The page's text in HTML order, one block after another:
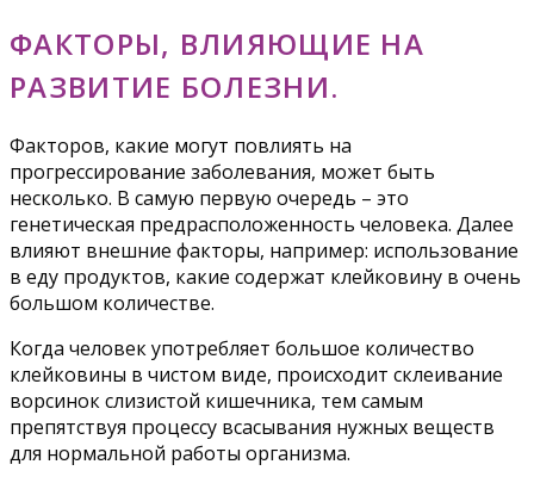
ФАКТОРЫ, ВЛИЯЮЩИЕ НА
РАЗВИТИЕ БОЛЕЗНИ.
Факторов, какие могут повлиять на
прогрессирование заболевания, может быть
несколько. В самую первую очередь – это
генетическая предрасположенность человека. Далее
влияют внешние факторы, например: использование
в еду продуктов, какие содержат клейковину в очень
большом количестве.
Когда человек употребляет большое количество
клейковины в чистом виде, происходит склеивание
ворсинок слизистой кишечника, тем самым
препятствуя процессу всасывания нужных веществ
для нормальной работы организма.